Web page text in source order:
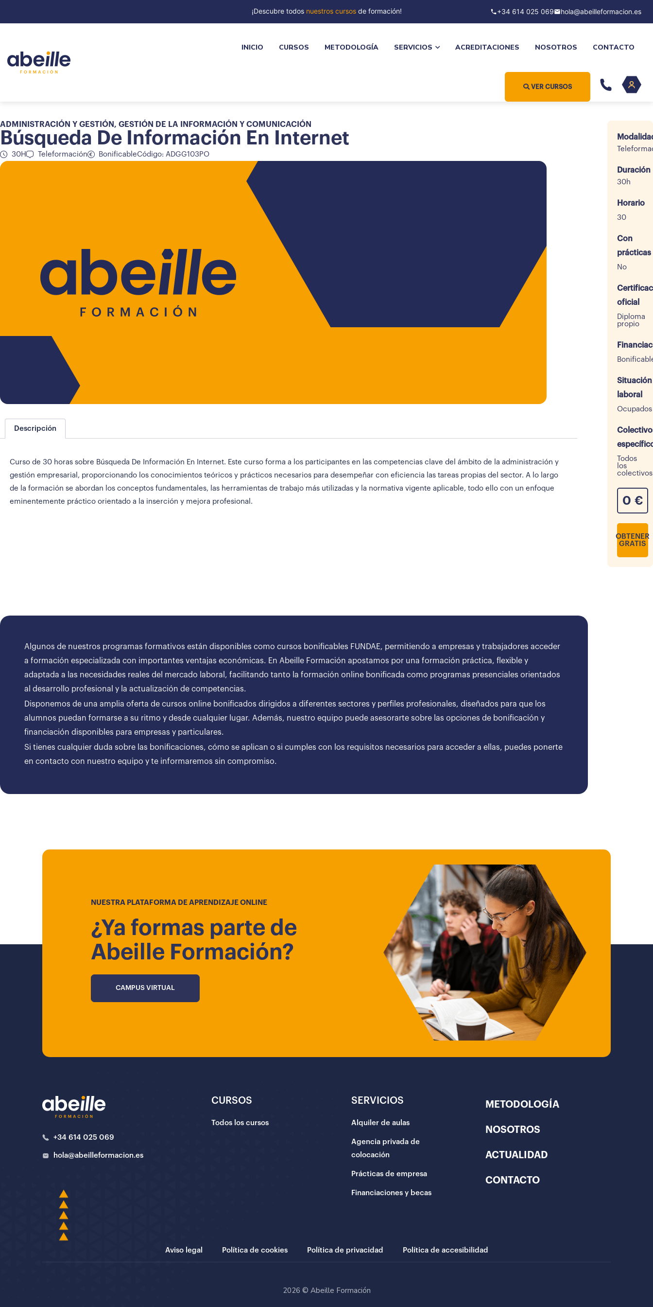
¡Descubre todos nuestros cursosde formación! +34 614 025 069 hola@abeilleformacion.es
INICIO CURSOS METODOLOGÍA SERVICIOS ACREDITACIONES NOSOTROS CONTACTO
VER CURSOS
ADMINISTRACIÓN Y GESTIÓN , GESTIÓN DE LA INFORMACIÓN Y COMUNICACIÓN
Búsqueda De Información En Internet
30H Teleformación BonificableCódigo: ADGG103PO
Descripción
Curso de 30 horas sobre Búsqueda De Información En Internet. Este curso forma a los participantes en las competencias clave del ámbito de la administración y
gestión empresarial, proporcionando los conocimientos teóricos y prácticos necesarios para desempeñar con eficiencia las tareas propias del sector. A lo largo
de la formación se abordan los conceptos fundamentales, las herramientas de trabajo más utilizadas y la normativa vigente aplicable, todo ello con un enfoque
eminentemente práctico orientado a la inserción y mejora profesional.
Duración
30h
Horario
30
Con
prácticas
No
oficial
Diploma
propio
Situación
laboral
Ocupados
Todos
los
colectivos
0 €
OBTENER
GRATIS
Algunos de nuestros programas formativos están disponibles como cursos bonificables FUNDAE, permitiendo a empresas y trabajadores acceder
a formación especializada con importantes ventajas económicas. En Abeille Formación apostamos por una formación práctica, flexible y
adaptada a las necesidades reales del mercado laboral, facilitando tanto la formación online bonificada como programas presenciales orientados
al desarrollo profesional y la actualización de competencias.
Disponemos de una amplia oferta de cursos online bonificados dirigidos a diferentes sectores y perfiles profesionales, diseñados para que los
alumnos puedan formarse a su ritmo y desde cualquier lugar. Además, nuestro equipo puede asesorarte sobre las opciones de bonificación y
financiación disponibles para empresas y particulares.
Si tienes cualquier duda sobre las bonificaciones, cómo se aplican o si cumples con los requisitos necesarios para acceder a ellas, puedes ponerte
en contacto con nuestro equipo y te informaremos sin compromiso.
NUESTRA PLATAFORMA DE APRENDIZAJE ONLINE
¿Ya formas parte de
Abeille Formación?
CAMPUS VIRTUAL
+34 614 025 069
hola@abeilleformacion.es
CURSOS
Todos los cursos
SERVICIOS
Alquiler de aulas
Agencia privada de
colocación
Prácticas de empresa
Financiaciones y becas
METODOLOGÍA
NOSOTROS
ACTUALIDAD
CONTACTO
Aviso legal Política de cookies Política de privacidad Política de accesibilidad
2026 © Abeille Formación